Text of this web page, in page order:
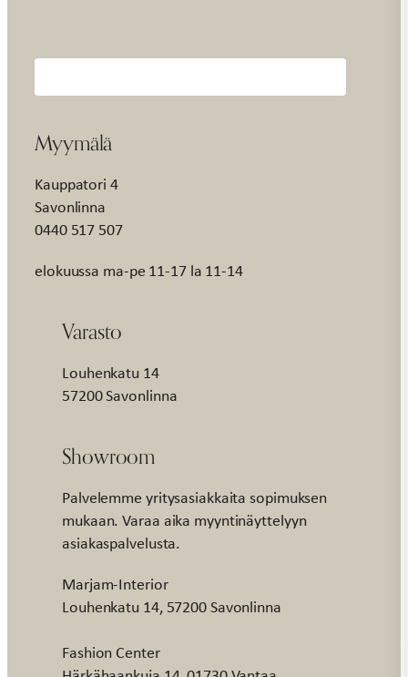
Myymälä
Kauppatori 4
Savonlinna
0440 517 507
elokuussa ma-pe 11-17 la 11-14
Varasto
Louhenkatu 14
57200 Savonlinna
Showroom
Palvelemme yritysasiakkaita sopimuksen
mukaan. Varaa aika myyntinäyttelyyn
asiakaspalvelusta.
Marjam-Interior
Louhenkatu 14, 57200 Savonlinna
Fashion Center